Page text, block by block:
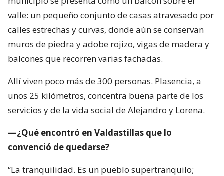
valle: un pequeño conjunto de casas atravesado por
calles estrechas y curvas, donde aún se conservan
muros de piedra y adobe rojizo, vigas de madera y
balcones que recorren varias fachadas.
Allí viven poco más de 300 personas. Plasencia, a
unos 25 kilómetros, concentra buena parte de los
servicios y de la vida social de Alejandro y Lorena.
—¿Qué encontró en Valdastillas que lo
convenció de quedarse?
“La tranquilidad. Es un pueblo supertranquilo;